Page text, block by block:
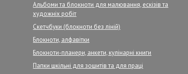
Альбоми та блокноти для малювання, ескізів та
художніх робіт
Скетчбуки (блокноти без ліній)
Блокноти, алфавітки
Блокноти-планери, анкети, кулінарні книги
Папки шкільні для зошитів та для праці